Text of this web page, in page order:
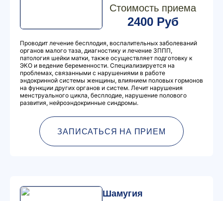
Стоимость приема
2400 Руб
Проводит лечение бесплодия, воспалительных заболеваний
органов малого таза, диагностику и лечение ЗППП,
патология шейки матки, также осуществляет подготовку к
ЭКО и ведение беременности. Специализируется на
проблемах, связанными с нарушениями в работе
эндокринной системы женщины, влиянием половых гормонов
на функции других органов и систем. Лечит нарушения
менструального цикла, бесплодие, нарушение полового
развития, нейроэндокринные синдромы.
ЗАПИСАТЬСЯ НА ПРИЕМ
Шамугия